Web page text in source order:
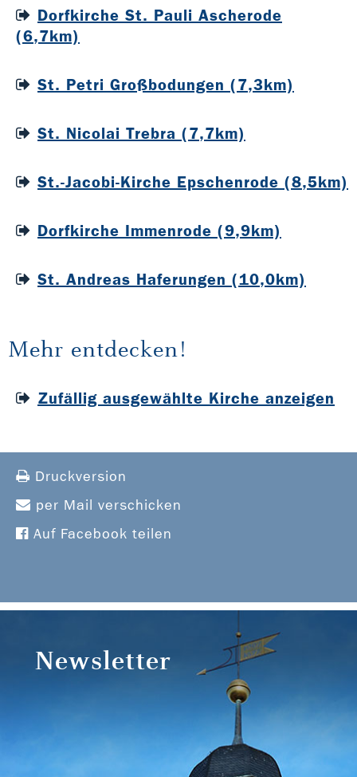
Dorfkirche St. Pauli Ascherode
(6,7km)
St. Petri Großbodungen (7,3km)
St. Nicolai Trebra (7,7km)
St.-Jacobi-Kirche Epschenrode (8,5km)
Dorfkirche Immenrode (9,9km)
St. Andreas Haferungen (10,0km)
Mehr entdecken!
Zufällig ausgewählte Kirche anzeigen
Druckversion
per Mail verschicken
Auf Facebook teilen
Newsletter